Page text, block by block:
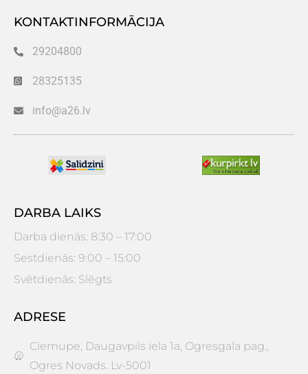
KONTAKTINFORMĀCIJA
29204800
28325135
info@a26.lv
DARBA LAIKS
Darba dienās: 8:30 – 17:00
Sestdienās: 9:00 – 15:00
Svētdienās: Slēgts
ADRESE
Ciemupe, Daugavpils iela 1a, Ogresgala pag.,
Ogres Novads. Lv-5001